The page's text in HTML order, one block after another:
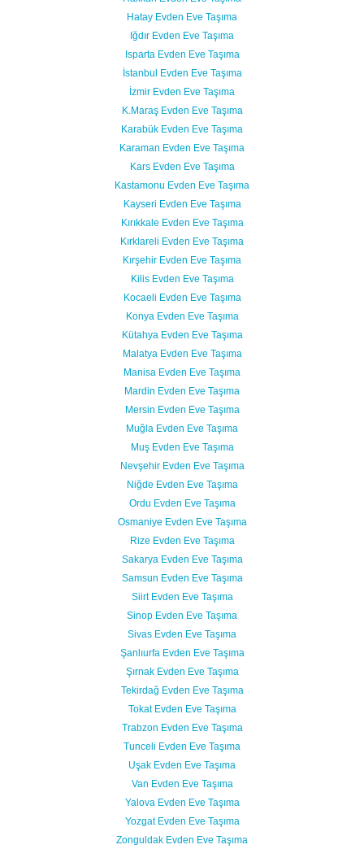
Hatay Evden Eve Taşıma
Iğdır Evden Eve Taşıma
Isparta Evden Eve Taşıma
İstanbul Evden Eve Taşıma
İzmir Evden Eve Taşıma
K.Maraş Evden Eve Taşıma
Karabük Evden Eve Taşıma
Karaman Evden Eve Taşıma
Kars Evden Eve Taşıma
Kastamonu Evden Eve Taşıma
Kayseri Evden Eve Taşıma
Kırıkkale Evden Eve Taşıma
Kırklareli Evden Eve Taşıma
Kırşehir Evden Eve Taşıma
Kilis Evden Eve Taşıma
Kocaeli Evden Eve Taşıma
Konya Evden Eve Taşıma
Kütahya Evden Eve Taşıma
Malatya Evden Eve Taşıma
Manisa Evden Eve Taşıma
Mardin Evden Eve Taşıma
Mersin Evden Eve Taşıma
Muğla Evden Eve Taşıma
Muş Evden Eve Taşıma
Nevşehir Evden Eve Taşıma
Niğde Evden Eve Taşıma
Ordu Evden Eve Taşıma
Osmaniye Evden Eve Taşıma
Rize Evden Eve Taşıma
Sakarya Evden Eve Taşıma
Samsun Evden Eve Taşıma
Siirt Evden Eve Taşıma
Sinop Evden Eve Taşıma
Sivas Evden Eve Taşıma
Şanlıurfa Evden Eve Taşıma
Şırnak Evden Eve Taşıma
Tekirdağ Evden Eve Taşıma
Tokat Evden Eve Taşıma
Trabzon Evden Eve Taşıma
Tunceli Evden Eve Taşıma
Uşak Evden Eve Taşıma
Van Evden Eve Taşıma
Yalova Evden Eve Taşıma
Yozgat Evden Eve Taşıma
Zonguldak Evden Eve Taşıma